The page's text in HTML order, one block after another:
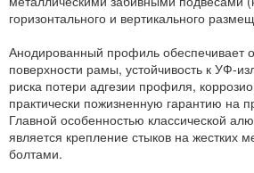
горизонтального и вертикального
Анодированный профиль обеспечивает
поверхности рамы, устойчивость к УФ-
риска потери адгезии профиля,
практически пожизненную гарантию на
Главной особенностью классической
является крепление стыков на жестких
болтами.